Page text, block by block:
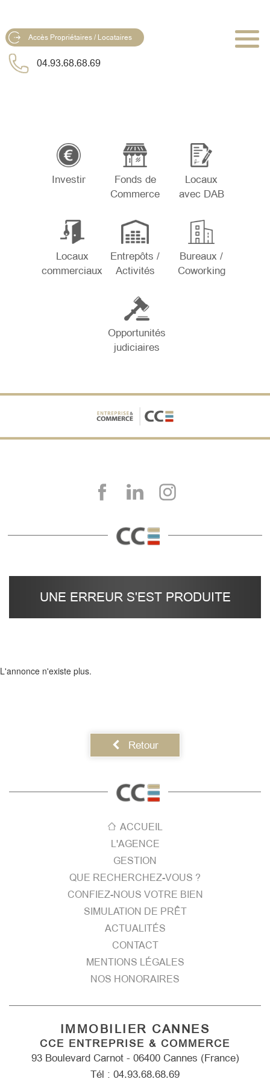
Accès Propriétaires / Locataires
04.93.68.68.69
Investir
Fonds de
Commerce
Locaux
avec DAB
Locaux
commerciaux
Entrepôts /
Activités
Bureaux /
Coworking
Opportunités
judiciaires
UNE ERREUR S'EST PRODUITE
L'annonce n'existe plus.
Retour
ACCUEIL
L'AGENCE
GESTION
QUE RECHERCHEZ-VOUS ?
CONFIEZ-NOUS VOTRE BIEN
SIMULATION DE PRÊT
ACTUALITÉS
CONTACT
MENTIONS LÉGALES
NOS HONORAIRES
IMMOBILIER CANNES
CCE ENTREPRISE & COMMERCE
93 Boulevard Carnot - 06400 Cannes (France)
Tél : 04.93.68.68.69